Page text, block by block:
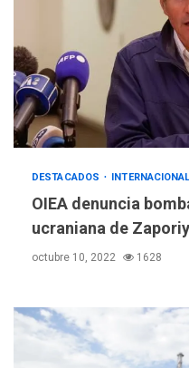
DESTACADOS
OIEA denuncia
ucraniana de
octubre 10, 2022 1628